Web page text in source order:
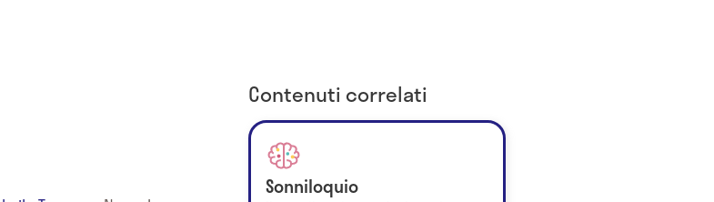
Contenuti correlati
Sonniloquio